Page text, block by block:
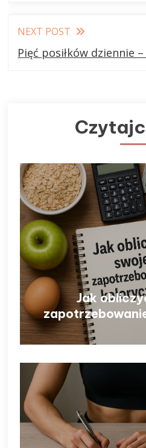
NEXT POST
Pięć posiłków dziennie
Jak